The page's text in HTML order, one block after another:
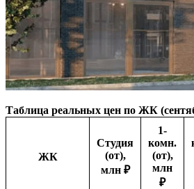
Таблица реальных цен по ЖК
ЖК
Студия
(от),
млн ₽
1-
комн.
(от),
млн
₽